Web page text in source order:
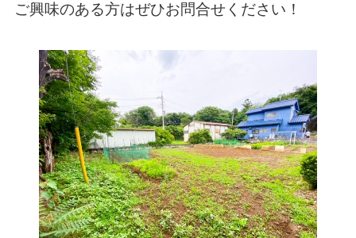
ご興味のある方はぜひお問合せください！